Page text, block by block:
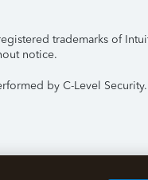
trademarks of
notice.
by C-Level Security.